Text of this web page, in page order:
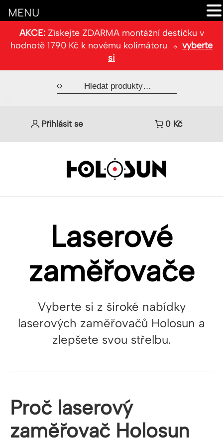
AKCE:Získejte ZDARMA montážní destičku v
hodnotě 1790 Kč k novému kolimátoru
vyberte
si
Přihlásit se 0 Kč
Laserové
zaměřovače
Vyberte si z široké nabídky
laserových zaměřovačů Holosun a
zlepšete svou střelbu.
Proč laserový
zaměřovač Holosun
MENU